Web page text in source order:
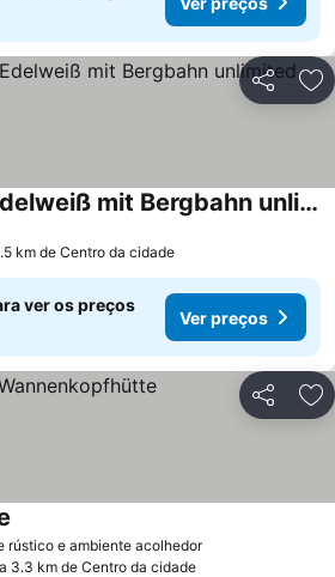
Partilhar
Ferienwohnung Edelweiß mit Bergbahn unlimited
km de Centro da cidade
ver os preços
Ver preços
Partilhar
rústico e ambiente acolhedor
a 3.3 km de Centro da cidade